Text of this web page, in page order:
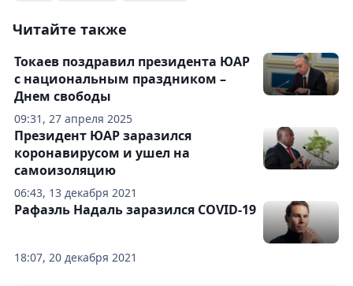
Читайте также
09:31, 27 апреля 2025
Токаев поздравил президента ЮАР
с национальным праздником –
Днем свободы
06:43, 13 декабря 2021
Президент ЮАР заразился
коронавирусом и ушел на
самоизоляцию
18:07, 20 декабря 2021
Рафаэль Надаль заразился COVID-19